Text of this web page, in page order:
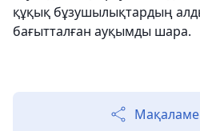
құқық бұзушылықтардың
бағытталған ауқымды шара.